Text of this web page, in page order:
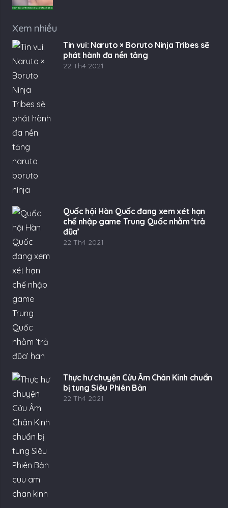
Xem nhiều
Tin vui: Naruto × Boruto Ninja Tribes sẽ
phát hành đa nền tảng
22 Th4 2021
Quốc hội Hàn Quốc đang xem xét hạn
chế nhập game Trung Quốc nhằm ‘trả
đũa’
22 Th4 2021
Thực hư chuyện Cửu Âm Chân Kinh chuẩn
bị tung Siêu Phiên Bản
22 Th4 2021